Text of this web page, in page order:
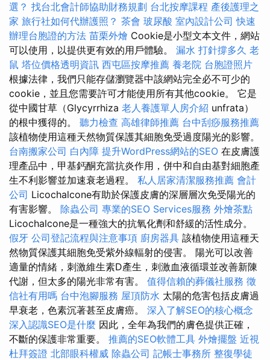
選？ 找台北會計師協助財務規劃 台北按摩課程 產後護理之
家 旅行社如何代辦護照？ 茶會 玻尿酸 室內設計公司 快速
辦理台胞證的方法 苗栗外燴 Cookie是小型文本文件，網站
可以使用，以提供更有效的用戶體驗。 漏水 打針撐多久 老
鼠 塔位價格透明資訊 西屯區按摩推薦 養老院 台胞證照片
根據法律，我們只能存儲瀏覽器中該網站完全必不可少的
cookie，並且您需要許可才能使用所有其他cookie。 它是
從中國甘草（Glycyrrhiza 老人養護單人房介紹 unfrata）
的根中獲得的。 聽力檢查 高雄律師推薦 台中刮痧服務推薦
該植物使用這種天然物質保護其細胞免受過度陽光的影響。
台南搬家公司 白內障 提升WordPress網站的SEO 在皮膚護
理產品中，甲基鈣酮充當抗炎作用，併中和自由基對細胞產
生不利影響並加速衰老過程。 私人居家清潔服務推薦 會計
公司 Licochalcone有助於保護皮膚的深層層次免受陽光的
有害影響。 除蟲公司 專業的SEO Services服務 外燴茶點
Licochalcone是一種強大的抗氧化劑和舒緩的活性成分。
假牙 公司登記流程與注意事項 廚房器具 該植物使用這種天
然物質保護其細胞免受紫外線輻射的侵害。 陽光可以改善
適量的情緒，刺激維生素D產生，刺激血液循環並改善新陳
代謝，但太多的陽光非常有害。 值得信賴的葬儀社服務 徵
信社有用嗎 台中泡腳服務 屋頂防水 太陽的危害包括皮膚過
早衰老，色素沉著甚至皮膚癌。 深入了解SEO的核心概念
深入認識SEO是什麼 因此，全年為我們的膚色提供正確，
不斷的保護非常重要。 推薦的SEO軟體工具 外燴擺盤 近視
杜拜簽證 北部眼科權威 除蟲公司 記帳士事務所 整復學徒